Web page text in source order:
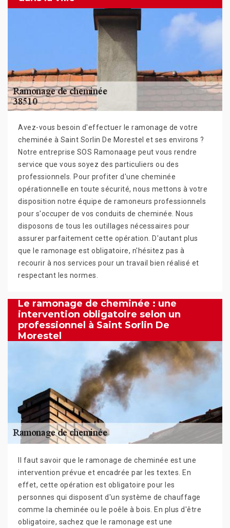
Avez-vous besoin d'effectuer le ramonage de votre
cheminée à Saint Sorlin De Morestel et ses environs ?
Notre entreprise SOS Ramonaage peut vous rendre
service que vous soyez des particuliers ou des
professionnels. Pour profiter d'une cheminée
opérationnelle en toute sécurité, nous mettons à votre
disposition notre équipe de ramoneurs professionnels
pour s'occuper de vos conduits de cheminée. Nous
disposons de tous les outillages nécessaires pour
assurer parfaitement cette opération. D'autant plus
que le ramonage est obligatoire, n'hésitez pas à
recourir à nos services pour un travail bien réalisé et
respectant les normes.
Le ramonage de cheminée : une
intervention obligatoire selon un
professionnel à Saint Sorlin De
Morestel
Il faut savoir que le ramonage de cheminée est une
intervention prévue et encadrée par les textes. En
effet, cette opération est obligatoire pour les
personnes qui disposent d'un système de chauffage
comme la cheminée ou le poêle à bois. En plus d'être
obligatoire, sachez que le ramonage est une